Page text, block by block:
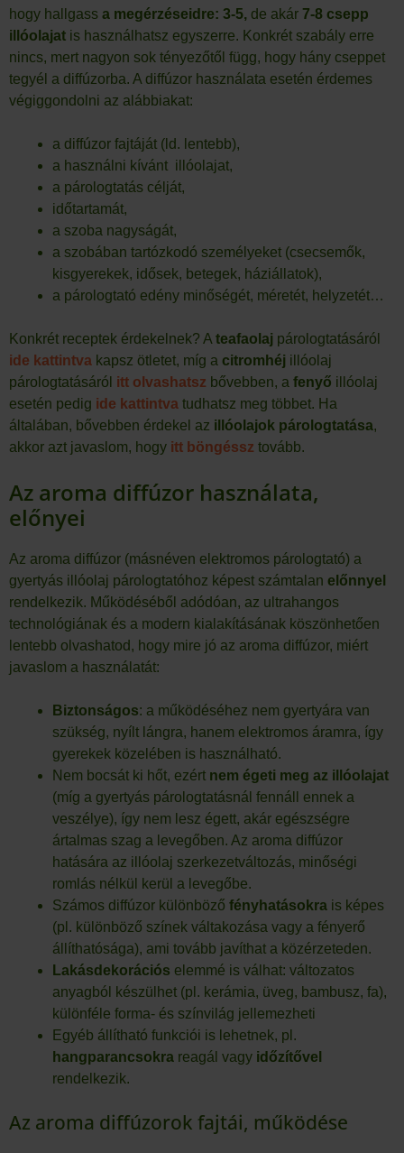
hogy hallgass a megérzéseidre: 3-5, de akár 7-8 csepp
illóolajat is használhatsz egyszerre. Konkrét szabály erre
nincs, mert nagyon sok tényezőtől függ, hogy hány cseppet
tegyél a diffúzorba. A diffúzor használata esetén érdemes
végiggondolni az alábbiakat:
a diffúzor fajtáját (ld. lentebb),
a használni kívánt illóolajat,
a párologtatás célját,
időtartamát,
a szoba nagyságát,
a szobában tartózkodó személyeket (csecsemők,
kisgyerekek, idősek, betegek, háziállatok),
a párologtató edény minőségét, méretét, helyzetét…
Konkrét receptek érdekelnek? A teafaolaj párologtatásáról
ide kattintva kapsz ötletet, míg a citromhéj illóolaj
párologtatásáról itt olvashatsz bővebben, a fenyő illóolaj
esetén pedig ide kattintva tudhatsz meg többet. Ha
általában, bővebben érdekel az illóolajok párologtatása,
akkor azt javaslom, hogy itt böngéssz tovább.
Az aroma diffúzor használata,
előnyei
Az aroma diffúzor (másnéven elektromos párologtató) a
gyertyás illóolaj párologtatóhoz képest számtalan előnnyel
rendelkezik. Működéséből adódóan, az ultrahangos
technológiának és a modern kialakításának köszönhetően
lentebb olvashatod, hogy mire jó az aroma diffúzor, miért
javaslom a használatát:
Biztonságos: a működéséhez nem gyertyára van
szükség, nyílt lángra, hanem elektromos áramra, így
gyerekek közelében is használható.
Nem bocsát ki hőt, ezért nem égeti meg az illóolajat
(míg a gyertyás párologtatásnál fennáll ennek a
veszélye), így nem lesz égett, akár egészségre
ártalmas szag a levegőben. Az aroma diffúzor
hatására az illóolaj szerkezetváltozás, minőségi
romlás nélkül kerül a levegőbe.
Számos diffúzor különböző fényhatásokra is képes
(pl. különböző színek váltakozása vagy a fényerő
állíthatósága), ami tovább javíthat a közérzeteden.
Lakásdekorációs elemmé is válhat: változatos
anyagból készülhet (pl. kerámia, üveg, bambusz, fa),
különféle forma- és színvilág jellemezheti
Egyéb állítható funkciói is lehetnek, pl.
hangparancsokra reagál vagy időzítővel
rendelkezik.
Az aroma diffúzorok fajtái, működése